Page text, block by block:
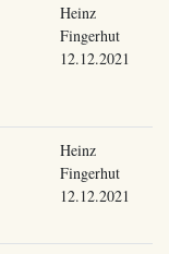
Heinz
Fingerhut
12.12.2021
Heinz
Fingerhut
12.12.2021